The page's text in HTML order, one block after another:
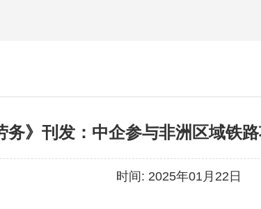
务》刊发：中企参与非洲区域铁
时间: 2025年01月22日